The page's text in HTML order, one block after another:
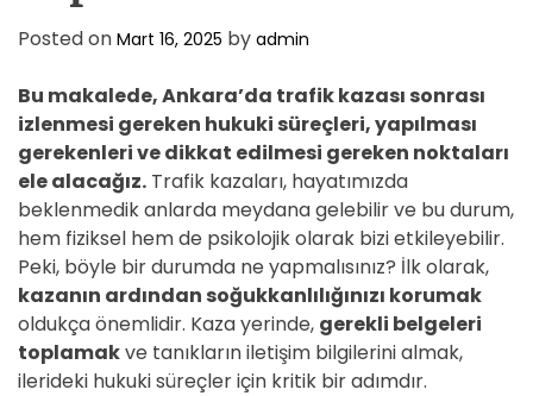
Posted on Mart 16, 2025 by admin
Bu makalede, Ankara’da trafik kazası sonrası
izlenmesi gereken hukuki süreçleri, yapılması
gerekenleri ve dikkat edilmesi gereken noktaları
ele alacağız. Trafik kazaları, hayatımızda
beklenmedik anlarda meydana gelebilir ve bu durum,
hem fiziksel hem de psikolojik olarak bizi etkileyebilir.
Peki, böyle bir durumda ne yapmalısınız? İlk olarak,
kazanın ardından soğukkanlılığınızı korumak
oldukça önemlidir. Kaza yerinde, gerekli belgeleri
toplamakve tanıkların iletişim bilgilerini almak,
ilerideki hukuki süreçler için kritik bir adımdır.